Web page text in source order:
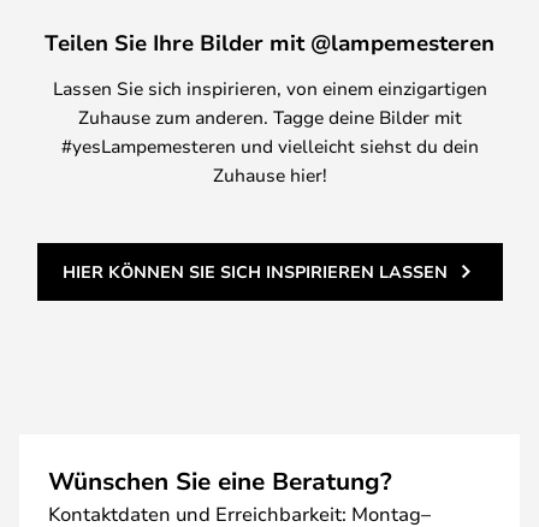
Teilen Sie Ihre Bilder mit @lampemesteren
Lassen Sie sich inspirieren, von einem einzigartigen
Zuhause zum anderen. Tagge deine Bilder mit
#yesLampemesteren und vielleicht siehst du dein
Zuhause hier!
HIER KÖNNEN SIE SICH INSPIRIEREN LASSEN
Wünschen Sie eine Beratung?
Kontaktdaten und Erreichbarkeit: Montag–